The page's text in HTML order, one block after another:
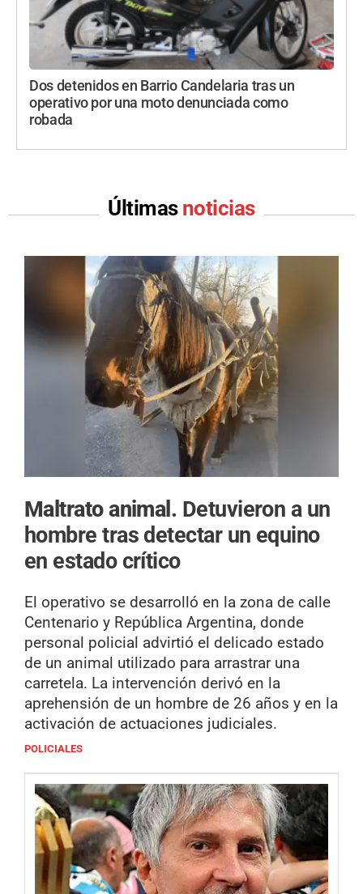
Dos detenidos en Barrio Candelaria tras un
operativo por una moto denunciada como
robada
Últimas noticias
Maltrato animal. Detuvieron a un
hombre tras detectar un equino
en estado crítico
El operativo se desarrolló en la zona de calle
Centenario y República Argentina, donde
personal policial advirtió el delicado estado
de un animal utilizado para arrastrar una
carretela. La intervención derivó en la
aprehensión de un hombre de 26 años y en la
activación de actuaciones judiciales.
POLICIALES